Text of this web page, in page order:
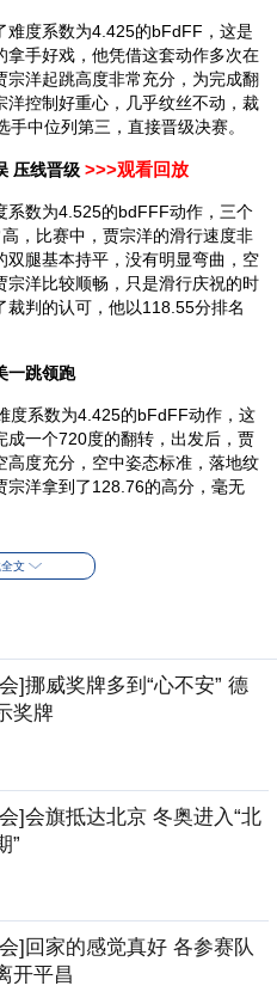
难度系数为4.425的bFdFF，这是
手好戏，他凭借这套动作多次在
洋起跳高度非常充分，为完成翻
洋控制好重心，几乎纹丝不动，裁
中位列第三，直接晋级决赛。
压线晋级>>>观看回放
系数为4.525的bdFFF动作，三个
，比赛中，贾宗洋的滑行速度非
腿基本持平，没有明显弯曲，空
洋比较顺畅，只是滑行庆祝的时
判的认可，他以118.55分排名
一跳领跑
度系数为4.425的bFdFF动作，这
成一个720度的翻转，出发后，贾
度充分，空中姿态标准，落地纹
宗洋拿到了128.76的高分，毫无
文
]挪威奖牌多到“心不安” 德
奖牌
]会旗抵达北京 冬奥进入“北
”
]回家的感觉真好 各参赛队
开平昌